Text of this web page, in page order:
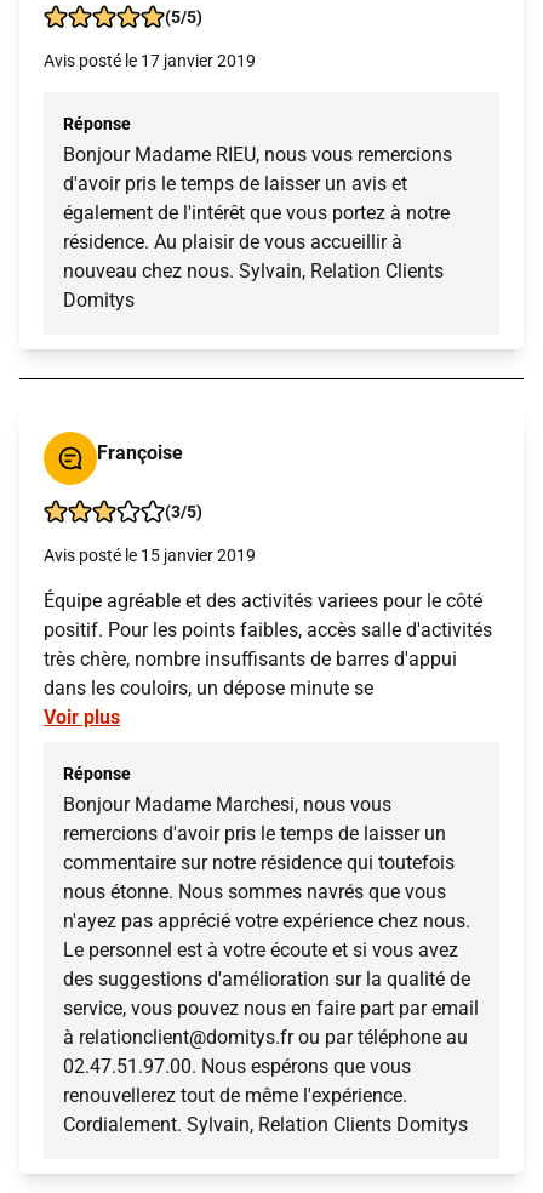
(5/5)
Avis posté le 17 janvier 2019
Réponse
Bonjour Madame RIEU, nous vous remercions
d'avoir pris le temps de laisser un avis et
également de l'intérêt que vous portez à notre
résidence. Au plaisir de vous accueillir à
nouveau chez nous. Sylvain, Relation Clients
Domitys
Françoise
(3/5)
Avis posté le 15 janvier 2019
Équipe agréable et des activités variees pour le côté
positif. Pour les points faibles, accès salle d'activités
très chère, nombre insuffisants de barres d'appui
dans les couloirs, un dépose minute se
Voir plus
Réponse
Bonjour Madame Marchesi, nous vous
remercions d'avoir pris le temps de laisser un
commentaire sur notre résidence qui toutefois
nous étonne. Nous sommes navrés que vous
n'ayez pas apprécié votre expérience chez nous.
Le personnel est à votre écoute et si vous avez
des suggestions d'amélioration sur la qualité de
service, vous pouvez nous en faire part par email
à relationclient@domitys.fr ou par téléphone au
02.47.51.97.00. Nous espérons que vous
renouvellerez tout de même l'expérience.
Cordialement. Sylvain, Relation Clients Domitys